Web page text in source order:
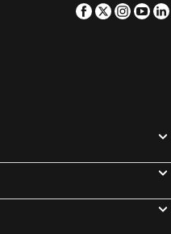
Hotéis em Ibiza
Facebook
Twitter